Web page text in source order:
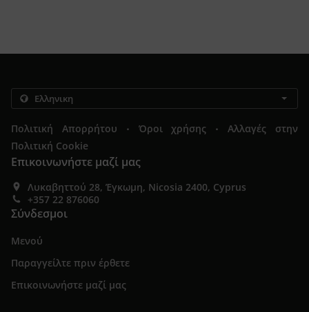
Πολιτική Απορρήτου . Όροι χρήσης .
Αλλαγές στην
Πολιτική Cookie
Επικοινωνήστε μαζί μας
Λυκαβηττού 28, Έγκωμη, Nicosia 2400, Cyprus
+357 22 876060
Σύνδεσμοι
Μενού
Παραγγείλτε πριν έρθετε
Επικοινωνήστε μαζί μας